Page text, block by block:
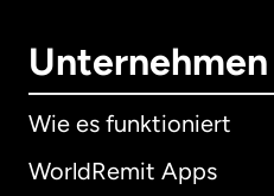
Unternehmen
Wie es funktioniert
WorldRemit Apps